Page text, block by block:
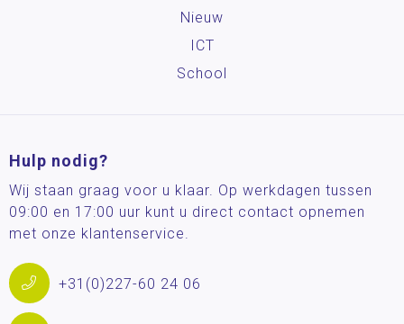
Nieuw
ICT
School
Hulp nodig?
Wij staan graag voor u klaar. Op werkdagen tussen
09:00 en 17:00 uur kunt u direct contact opnemen
met onze klantenservice.
+31(0)227-60 24 06